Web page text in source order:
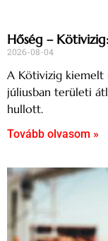
Hőség –
2026-08-04
A Kötivizig kiemelt
júliusban területi
hullott.
Tovább olvasom »